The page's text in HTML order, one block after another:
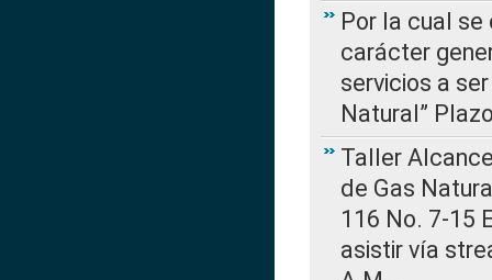
Por la cual
carácter
servicios a
Natural”
Taller
de Gas
116 No. 7-15
asistir vía